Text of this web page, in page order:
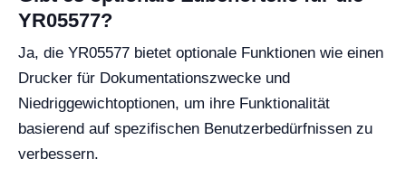
YR05577?
Ja, die YR05577 bietet optionale Funktionen wie einen
Drucker für Dokumentationszwecke und
Niedriggewichtoptionen, um ihre Funktionalität
basierend auf spezifischen Benutzerbedürfnissen zu
verbessern.